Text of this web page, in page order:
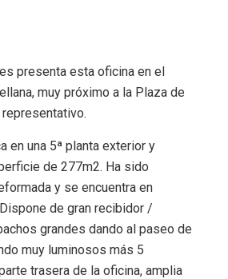
presenta esta oficina en el
muy próximo a la Plaza de
en una 5ª planta exterior y
de 277m2. Ha sido
y se encuentra en
de gran recibidor /
grandes dando al paseo de
muy luminosos más 5
trasera de la oficina, amplia